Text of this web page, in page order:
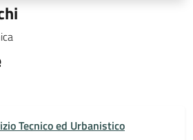
Tecnico ed Urbanistico